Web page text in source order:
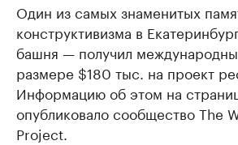
Один из самых знаменитых
конструктивизма в
башня — получил
размере $180 тыс. на проект
Информацию об этом на
опубликовало сообщество The
Project.